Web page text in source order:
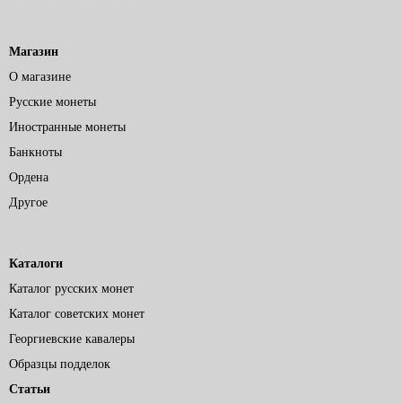
Магазин
О магазине
Русские монеты
Иностранные монеты
Банкноты
Ордена
Другое
Каталоги
Каталог русских монет
Каталог советских монет
Георгиевские кавалеры
Образцы подделок
Статьи